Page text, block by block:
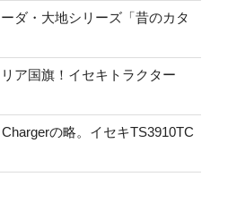
ダ・大地シリーズ「昔のカタ
ア国旗！イセキトラクター
の略。イセキTS3910TC